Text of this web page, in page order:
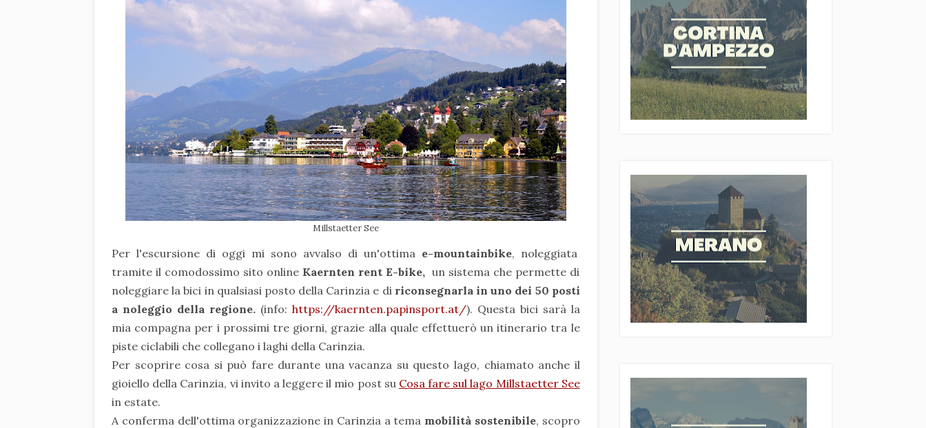
Millstaetter See
Per l'escursione di oggi mi sono avvalso di un'ottima e-mountainbike, noleggiata
tramite il comodossimo sito online Kaernten rent E-bike,un sistema che permette di
noleggiare la bici in qualsiasi posto della Carinzia e diriconsegnarla in uno dei 50 posti
a noleggio della regione.(info: https://kaernten.papinsport.at/). Questa bici sarà la
mia compagna per i prossimi tre giorni, grazie alla quale effettuerò un itinerario tra le
piste ciclabili che collegano i laghi della Carinzia.
Per scoprire cosa si può fare durante una vacanza su questo lago, chiamato anche il
gioiello della Carinzia, vi invito a leggere il mio post su Cosa fare sul lago Millstaetter See
in estate.
A conferma dell'ottima organizzazione in Carinzia a tema mobilità sostenibile, scopro